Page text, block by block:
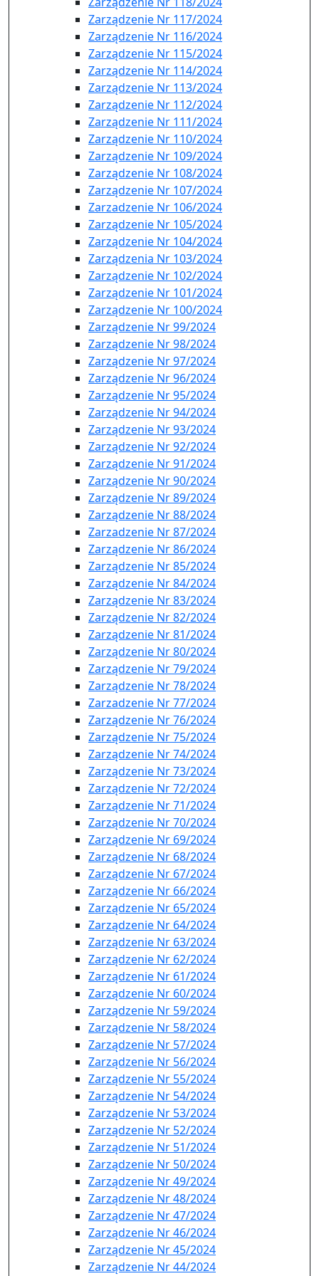
Zarządzenie Nr 117/2024
Zarządzenie Nr 116/2024
Zarządzenie Nr 115/2024
Zarządzenie Nr 114/2024
Zarządzenie Nr 113/2024
Zarządzenie Nr 112/2024
Zarządzenie Nr 111/2024
Zarządzenie Nr 110/2024
Zarządzenie Nr 109/2024
Zarządzenie Nr 108/2024
Zarządzenie Nr 107/2024
Zarzadzenie Nr 106/2024
Zarządzenie Nr 105/2024
Zarządzenie Nr 104/2024
Zarządzenia Nr 103/2024
Zarządzenie Nr 102/2024
Zarządzenie Nr 101/2024
Zarządzenie Nr 100/2024
Zarządzenie Nr 99/2024
Zarządzenie Nr 98/2024
Zarządzenie Nr 97/2024
Zarządzenie Nr 96/2024
Zarządzenie Nr 95/2024
Zarządzenie Nr 94/2024
Zarządzenie Nr 93/2024
Zarządzenie Nr 92/2024
Zarządzenie Nr 91/2024
Zarządzenie Nr 90/2024
Zarządzenie Nr 89/2024
Zarządzenie Nr 88/2024
Zarzadzenie Nr 87/2024
Zarządzenie Nr 86/2024
Zarządzenie Nr 85/2024
Zarządzenie Nr 84/2024
Zarządzenie Nr 83/2024
Zarządzenie Nr 82/2024
Zarządzenie Nr 81/2024
Zarządzenie Nr 80/2024
Zarządzenie Nr 79/2024
Zarządzenie Nr 78/2024
Zarzadzenie Nr 77/2024
Zarządzenie Nr 76/2024
Zarządzenie Nr 75/2024
Zarządzenie Nr 74/2024
Zarządzenie Nr 73/2024
Zarządzenie Nr 72/2024
Zarządzenie Nr 71/2024
Zarządzenie Nr 70/2024
Zarządzenie Nr 69/2024
Zarządzenie Nr 68/2024
Zarządzenie Nr 67/2024
Zarządzenie Nr 66/2024
Zarządzenie Nr 65/2024
Zarządzenie Nr 64/2024
Zarządzenie Nr 63/2024
Zarządzenie Nr 62/2024
Zarządzenie Nr 61/2024
Zarządzenie Nr 60/2024
Zarządzenie Nr 59/2024
Zarządzenie Nr 58/2024
Zarządzenie Nr 57/2024
Zarządzenie Nr 56/2024
Zarządzenie Nr 55/2024
Zarządzenie Nr 54/2024
Zarządzenie Nr 53/2024
Zarządzenie Nr 52/2024
Zarządzenie Nr 51/2024
Zarządzenie Nr 50/2024
Zarządzenie Nr 49/2024
Zarządzenie Nr 48/2024
Zarządzenie Nr 47/2024
Zarządzenie Nr 46/2024
Zarządzenie Nr 45/2024
Zarządzenie Nr 44/2024